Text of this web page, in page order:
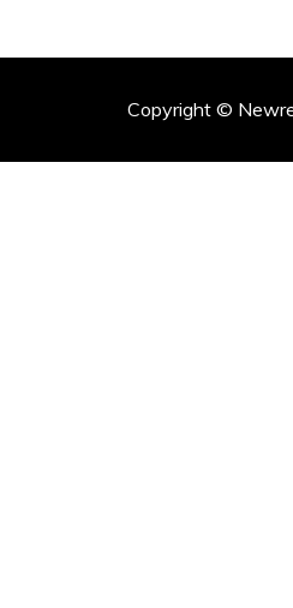
Copyright ©